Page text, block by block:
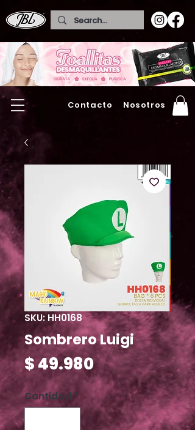
Contacto Nosotros
SKU: HH0168
Sombrero Luigi
$ 49.980Precio
Cantidad *